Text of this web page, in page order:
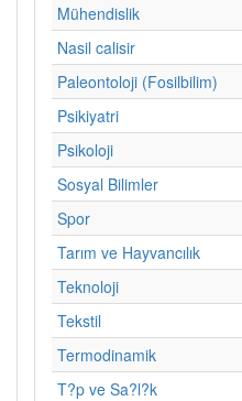
Mühendislik
Nasil calisir
Paleontoloji (Fosilbilim)
Psikiyatri
Psikoloji
Sosyal Bilimler
Spor
Tarım ve Hayvancılık
Teknoloji
Tekstil
Termodinamik
T?p ve Sa?l?k